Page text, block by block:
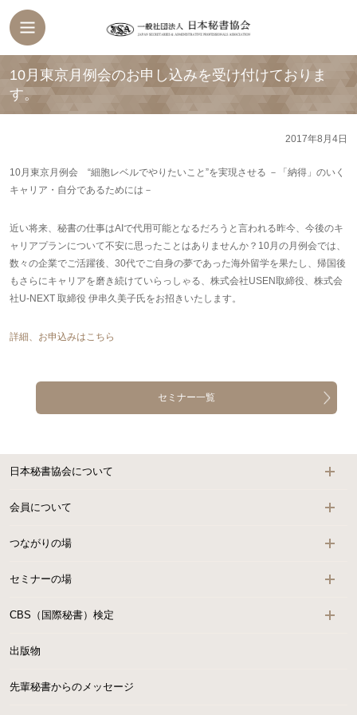
10月東京月例会のお申し込みを受け付けておりま
す。
2017年8月4日
10月東京月例会 “細胞レベルでやりたいこと”を実現させる －「納得」のいく
キャリア・自分であるためには－
近い将来、秘書の仕事はAIで代用可能となるだろうと言われる昨今、今後のキ
ャリアプランについて不安に思ったことはありませんか？10月の月例会では、
数々の企業でご活躍後、30代でご自身の夢であった海外留学を果たし、帰国後
もさらにキャリアを磨き続けていらっしゃる、株式会社USEN取締役、株式会
社U-NEXT 取締役 伊串久美子氏をお招きいたします。
詳細、お申込みはこちら
セミナー一覧
日本秘書協会について
会員について
つながりの場
セミナーの場
CBS（国際秘書）検定
出版物
先輩秘書からのメッセージ